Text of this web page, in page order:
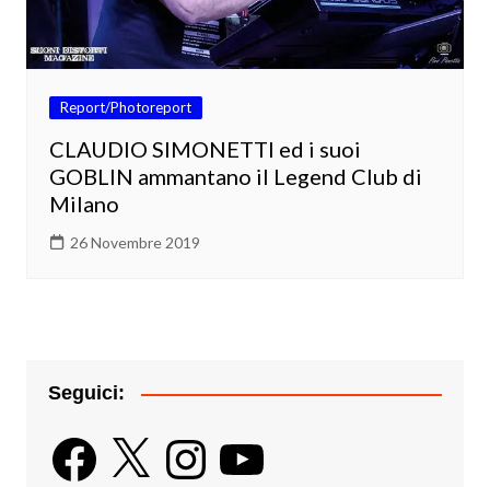
Report/Photoreport
CLAUDIO SIMONETTI ed i suoi
GOBLIN ammantano il Legend Club di
Milano
26 Novembre 2019
Seguici:
Facebook
X InstagramYouTube